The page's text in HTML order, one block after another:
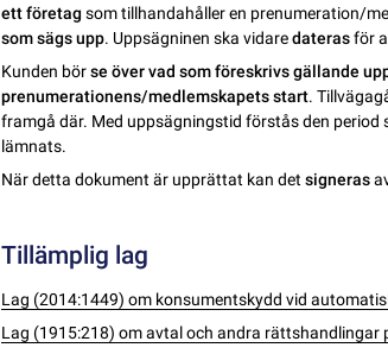
ett företag som tillhandahåller en prenumeration/
som sägs upp. Uppsägninen ska vidaredaterasför
Kunden börse över vad som föreskrivs gällande
prenumerationens/medlemskapets start.
framgå där. Med uppsägningstid förstås den
lämnats.
När detta dokument är upprättat kan detsigneras
Tillämplig lag
Lag (2014:1449) om konsumentskydd vid
Lag (1915:218) om avtal och andra